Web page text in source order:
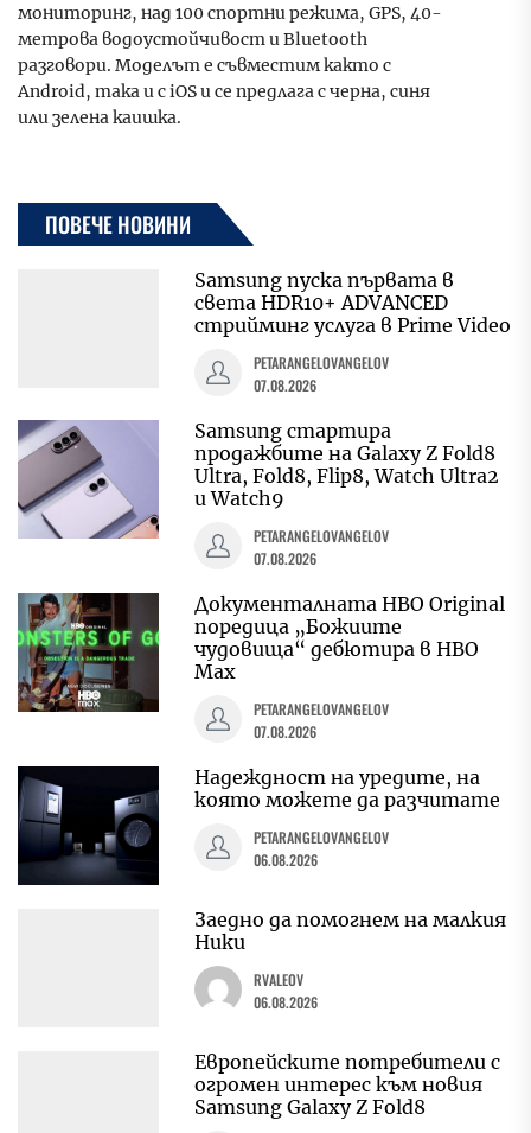
мониторинг, над 100 спортни режима, GPS, 40-
метрова водоустойчивост и Bluetooth
разговори. Моделът е съвместим както с
Android, така и с iOS и се предлага с черна, синя
или зелена каишка.
ПОВЕЧЕ НОВИНИ
Samsung пуска първата в
света HDR10+ ADVANCED
стрийминг услуга в Prime Video
PETARANGELOVANGELOV
07.08.2026
Samsung стартира
продажбите на Galaxy Z Fold8
Ultra, Fold8, Flip8, Watch Ultra2
и Watch9
PETARANGELOVANGELOV
07.08.2026
Документалната HBO Original
поредица „Божиите
чудовища“ дебютира в HBO
Max
PETARANGELOVANGELOV
07.08.2026
Надеждност на уредите, на
която можете да разчитате
PETARANGELOVANGELOV
06.08.2026
Заедно да помогнем на малкия
Ники
RVALEOV
06.08.2026
Европейските потребители с
огромен интерес към новия
Samsung Galaxy Z Fold8